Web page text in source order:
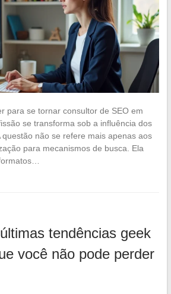
para se tornar consultor de SEO em
se transforma sob a influência dos
não se refere mais apenas aos
para mecanismos de busca. Ela
tendências geek
você não pode perder